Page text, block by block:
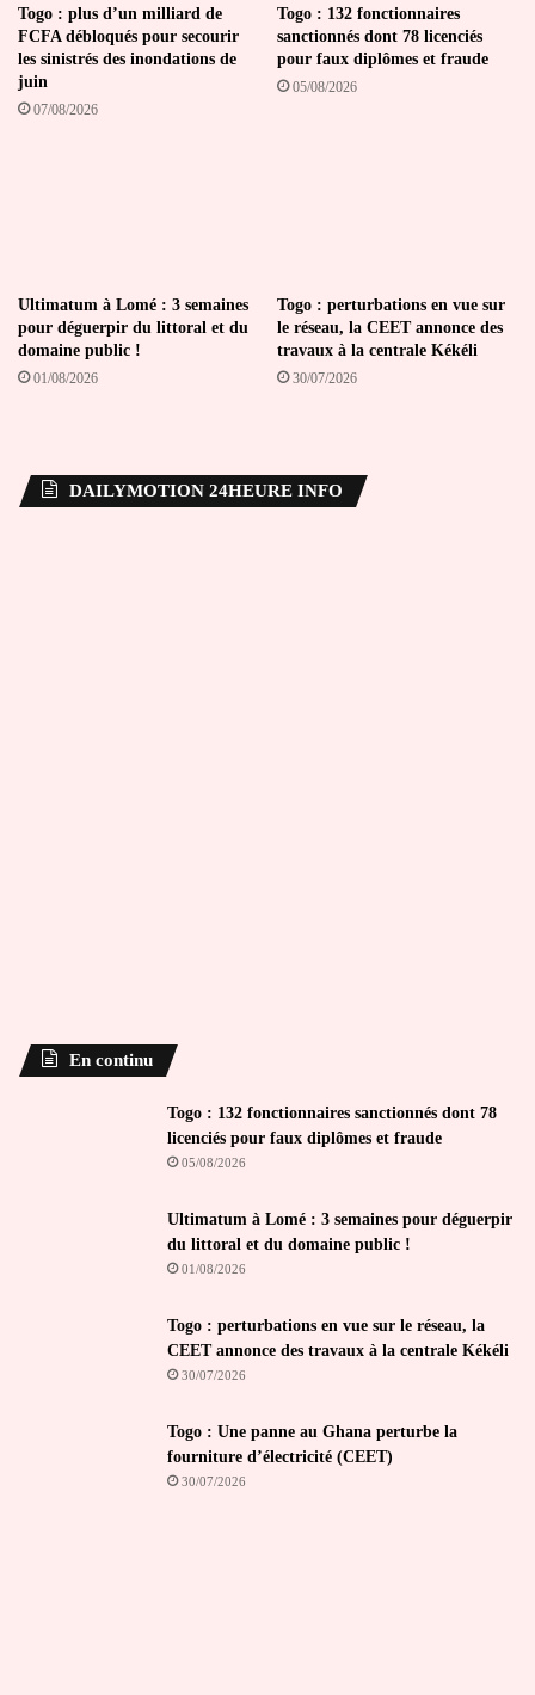
Togo : plus d’un milliard de
FCFA débloqués pour secourir
les sinistrés des inondations de
juin
07/08/2026
Togo : 132 fonctionnaires
sanctionnés dont 78 licenciés
pour faux diplômes et fraude
05/08/2026
Ultimatum à Lomé : 3 semaines
pour déguerpir du littoral et du
domaine public !
01/08/2026
Togo : perturbations en vue sur
le réseau, la CEET annonce des
travaux à la centrale Kékéli
30/07/2026
DAILYMOTION 24HEURE INFO
En continu
Togo : 132 fonctionnaires sanctionnés dont 78
licenciés pour faux diplômes et fraude
05/08/2026
Ultimatum à Lomé : 3 semaines pour déguerpir
du littoral et du domaine public !
01/08/2026
Togo : perturbations en vue sur le réseau, la
CEET annonce des travaux à la centrale Kékéli
30/07/2026
Togo : Une panne au Ghana perturbe la
fourniture d’électricité (CEET)
30/07/2026